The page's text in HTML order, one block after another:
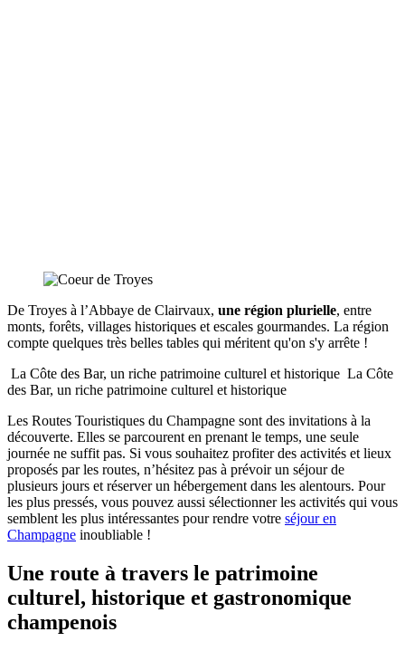
De Troyes à l’Abbaye de Clairvaux, une région plurielle, entre
monts, forêts, villages historiques et escales gourmandes. La région
compte quelques très belles tables qui méritent qu'on s'y arrête !
La Côte des Bar, un riche patrimoine culturel et historique La Côte
des Bar, un riche patrimoine culturel et historique
Les Routes Touristiques du Champagne sont des invitations à la
découverte. Elles se parcourent en prenant le temps, une seule
journée ne suffit pas. Si vous souhaitez profiter des activités et lieux
proposés par les routes, n’hésitez pas à prévoir un séjour de
plusieurs jours et réserver un hébergement dans les alentours. Pour
les plus pressés, vous pouvez aussi sélectionner les activités qui vous
semblent les plus intéressantes pour rendre votre séjour en
Champagne inoubliable !
Une route à travers le patrimoine
culturel, historique et gastronomique
champenois